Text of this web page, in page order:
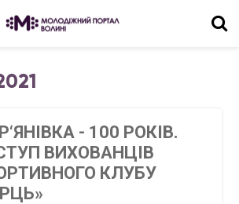
- 100 РОКІВ.
ВИХОВАНЦІВ
КЛУБУ